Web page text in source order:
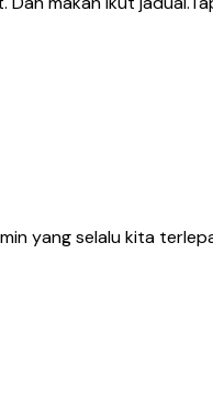
yang selalu kita